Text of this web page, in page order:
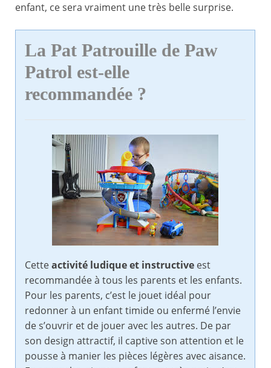
enfant, ce sera vraiment une très belle surprise.
La Pat Patrouille de Paw
Patrol est-elle
recommandée ?
Cetteactivité ludique et instructive est
recommandée à tous les parents et les enfants.
Pour les parents, c’est le jouet idéal pour
redonner à un enfant timide ou enfermé l’envie
de s’ouvrir et de jouer avec les autres. De par
son design attractif, il captive son attention et le
pousse à manier les pièces légères avec aisance.